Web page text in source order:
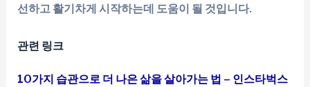
선하고 활기차게 시작하는데 도움이 될 것입니다.
관련 링크
10가지 습관으로 더 나은 삶을 살아가는 법 – 인스타벅스